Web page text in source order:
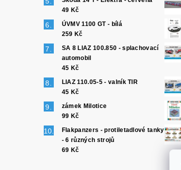
49 Kč
ÚVMV 1100 GT - bílá
259 Kč
SA 8 LIAZ 100.850 - splachovací
automobil
45 Kč
LIAZ 110.05-5 - valník TIR
45 Kč
zámek Milotice
99 Kč
Flakpanzers - protiletadlové tanky
- 6 různých strojů
69 Kč